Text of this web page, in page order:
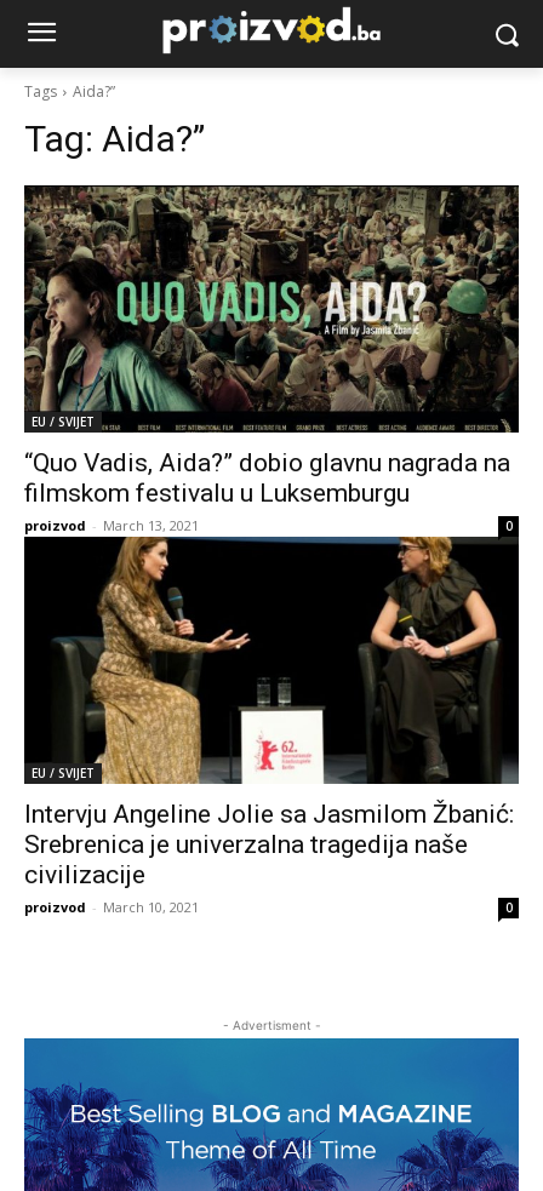
Tags Aida?”
Tag: Aida?”
EU / SVIJET
“Quo Vadis, Aida?” dobio glavnu nagrada na
filmskom festivalu u Luksemburgu
proizvod - March 13, 2021 0
EU / SVIJET
Intervju Angeline Jolie sa Jasmilom Žbanić:
Srebrenica je univerzalna tragedija naše
civilizacije
proizvod - March 10, 2021 0
- Advertisment -